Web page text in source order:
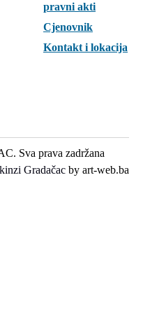
pravni akti
Cjenovnik
Kontakt i lokacija
Sva prava zadržana
Gradačac by art-web.ba